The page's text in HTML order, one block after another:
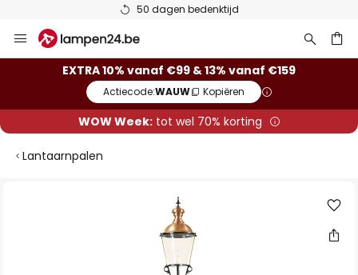
50 dagen bedenktijd
naar
EXTRA 10% vanaf €99 & 13% vanaf €159
Actiecode:WAUW Kopiëren
WOW Week:tot wel 70% korting
Lantaarnpalen